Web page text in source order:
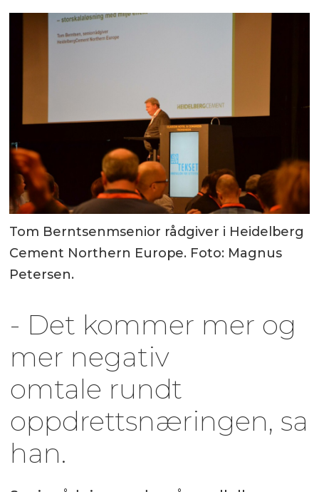
Tom Berntsenmsenior rådgiver i Heidelberg
Cement Northern Europe. Foto: Magnus
Petersen.
- Det kommer mer og
mer negativ
omtale rundt
oppdrettsnæringen, sa
han.